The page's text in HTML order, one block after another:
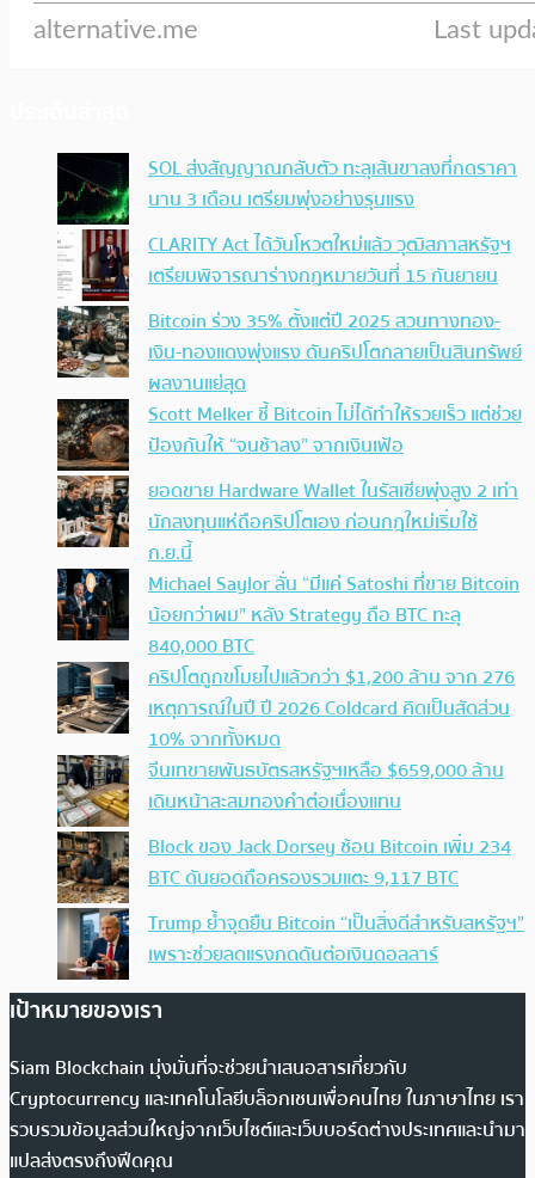
SOL ส่งสัญญาณกลับตัว ทะลุเส้นขาลงที่กดราคา
นาน 3 เดือน เตรียมพุ่งอย่างรุนแรง
CLARITY Act ได้วันโหวตใหม่แล้ว วุฒิสภาสหรัฐฯ
เตรียมพิจารณาร่างกฎหมายวันที่ 15 กันยายน
Bitcoin ร่วง 35% ตั้งแต่ปี 2025 สวนทางทอง-
เงิน-ทองแดงพุ่งแรง ดันคริปโตกลายเป็นสินทรัพย์
ผลงานแย่สุด
Scott Melker ชี้ Bitcoin ไม่ได้ทำให้รวยเร็ว แต่ช่วย
ป้องกันให้ “จนช้าลง” จากเงินเฟ้อ
ยอดขาย Hardware Wallet ในรัสเซียพุ่งสูง 2 เท่า
นักลงทุนแห่ถือคริปโตเอง ก่อนกฎใหม่เริ่มใช้
ก.ย.นี้
Michael Saylor ลั่น “มีแค่ Satoshi ที่ขาย Bitcoin
น้อยกว่าผม” หลัง Strategy ถือ BTC ทะลุ
840,000 BTC
คริปโตถูกขโมยไปแล้วกว่า $1,200 ล้าน จาก 276
เหตุการณ์ในปี ปี 2026 Coldcard คิดเป็นสัดส่วน
10% จากทั้งหมด
จีนเทขายพันธบัตรสหรัฐฯเหลือ $659,000 ล้าน
เดินหน้าสะสมทองคำต่อเนื่องแทน
Block ของ Jack Dorsey ช้อน Bitcoin เพิ่ม 234
BTC ดันยอดถือครองรวมแตะ 9,117 BTC
Trump ย้ำจุดยืน Bitcoin “เป็นสิ่งดีสำหรับสหรัฐฯ”
เพราะช่วยลดแรงกดดันต่อเงินดอลลาร์
เป้าหมายของเรา
Siam Blockchain มุ่งมั่นที่จะช่วยนำเสนอสารเกี่ยวกับ
Cryptocurrency และเทคโนโลยีบล็อกเชนเพื่อคนไทย ในภาษาไทย เรา
รวบรวมข้อมูลส่วนใหญ่จากเว็บไซต์และเว็บบอร์ดต่างประเทศและนำมา
แปลส่งตรงถึงฟีดคุณ